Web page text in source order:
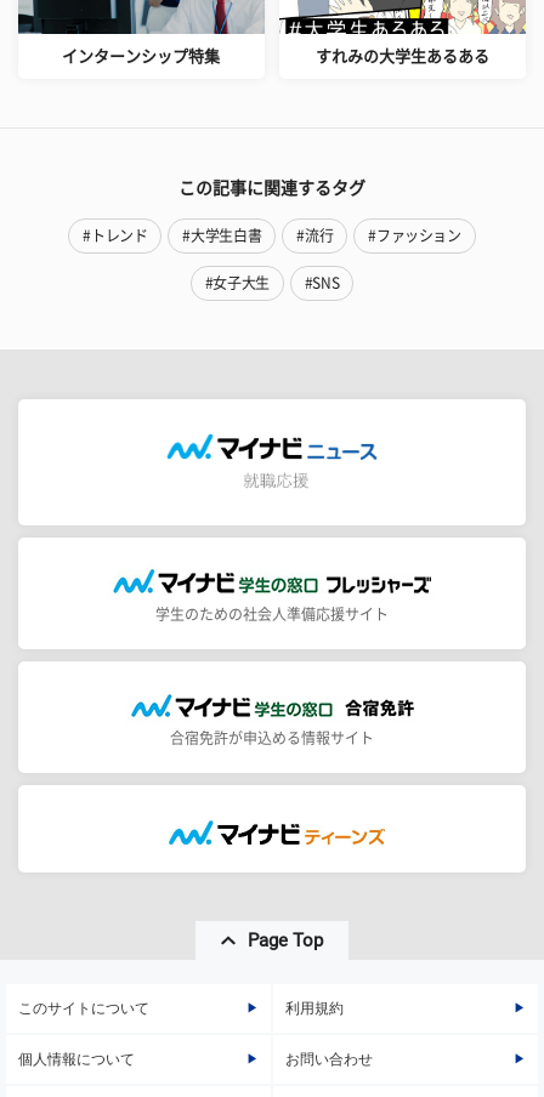
インターンシップ特集 すれみの大学生あるある
この記事に関連するタグ
#トレンド #大学生白書 #流行 #ファッション
#女子大生 #SNS
学生のための社会人準備応援サイト
合宿免許が申込める情報サイト
Page Top
このサイトについて 利用規約
個人情報について お問い合わせ